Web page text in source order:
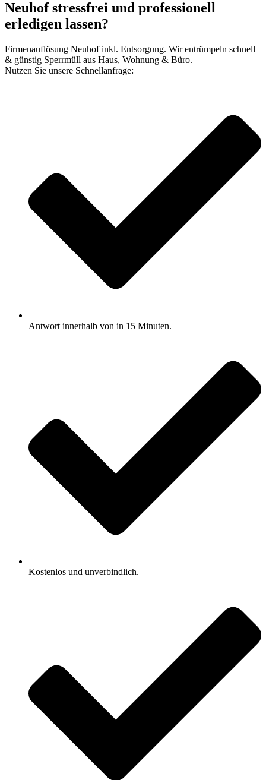
Neuhof stressfrei und professionell
erledigen lassen?
Firmenauflösung Neuhof inkl. Entsorgung. Wir entrümpeln schnell
& günstig Sperrmüll aus Haus, Wohnung & Büro.
Nutzen Sie unsere Schnellanfrage:
Antwort innerhalb von in 15 Minuten.
Kostenlos und unverbindlich.